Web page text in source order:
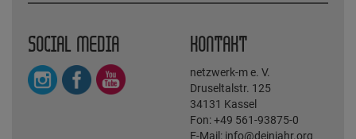
SOCIAL MEDIA KONTAKT
netzwerk-m e. V.
Druseltalstr. 125
34131 Kassel
Fon: +49 561-93875-0
E-Mail: info@deinjahr.org